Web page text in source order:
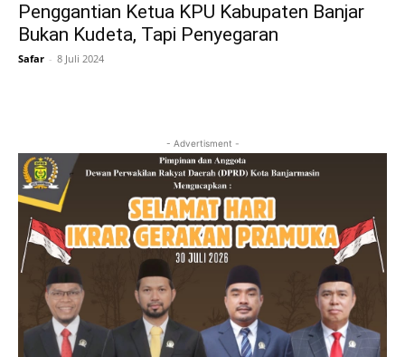
Penggantian Ketua KPU Kabupaten Banjar
Bukan Kudeta, Tapi Penyegaran
Safar - 8 Juli 2024
- Advertisment -